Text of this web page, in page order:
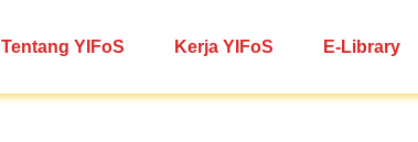
Tentang YIFoS Kerja YIFoS E-Library